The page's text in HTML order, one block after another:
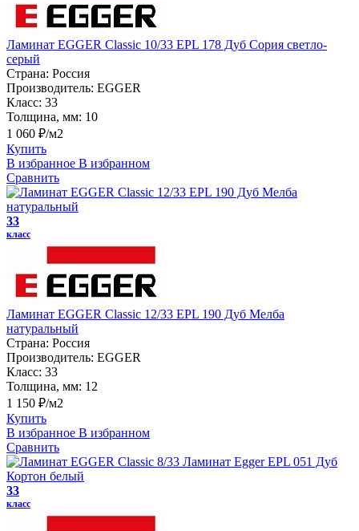
Ламинат EGGER Classic 10/33 EPL 178 Дуб Сория светло-
серый
Страна: Россия
Производитель: EGGER
Класс: 33
Толщина, мм: 10
1 060 ₽/м2
Купить
В избранное В избранном
Сравнить
33
класс
Ламинат EGGER Classic 12/33 EPL 190 Дуб Мелба
натуральный
Страна: Россия
Производитель: EGGER
Класс: 33
Толщина, мм: 12
1 150 ₽/м2
Купить
В избранное В избранном
Сравнить
33
класс